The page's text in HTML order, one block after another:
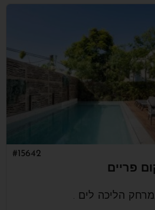
פריים
#15642
הליכה לים .